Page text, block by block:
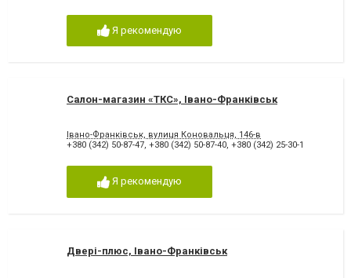
Я рекомендую
Салон-магазин «ТКС», Івано-Франківськ
Івано-Франківськ, вулиця Коновальця, 146-в
+380 (342) 50-87-47, +380 (342) 50-87-40, +380 (342) 25-30-1
Я рекомендую
Двері-плюс, Івано-Франківськ